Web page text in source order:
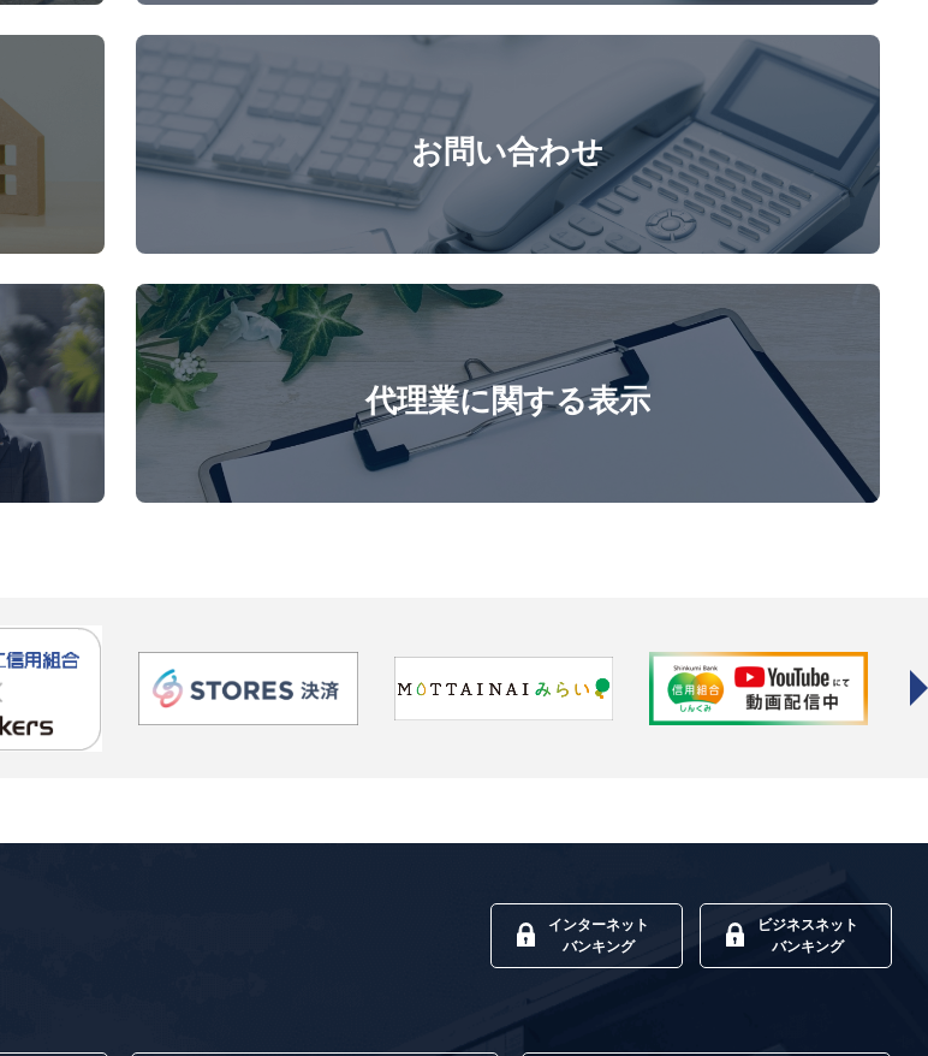
お問い合わせ
代理業に関する表示
インターネット
バンキング
ビジネスネット
バンキング